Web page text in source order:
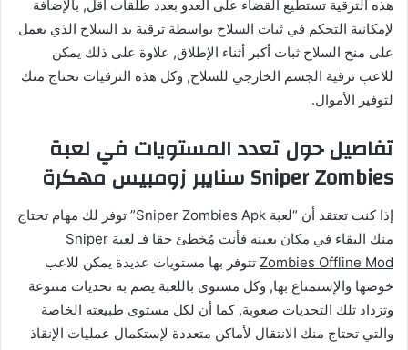
هذه الترقية تستطيع القضاء على العدو بعدد طلقات أقل, بالإضافة
لإمكانية التحكم في ثبات السلاح بواسطة ترقية يد السلاح الذي يعمل
على منح السلاح ثبات أكبر أثناء الإطلاق, علاوة على ذلك يمكن
للاعب ترقية الجسم الخارجي للسلاح, وكل هذه الترقيات تحتاج منك
لتوفير الأموال.
تفاصيل حول تعدد المستويات في لعبة
Sniper Zombies سنايبر زومبيس مهكرة
إذا كنت تعتقد أن “لعبة Sniper Zombies Apk” توفر لك مهام تحتاج
منك البقاء في مكان بعينه فأنت مُخطئ حقا فـ
لعبة Sniper
Zombies Offline Mod تتوفر بها مستويات عديدة يمكن للاعب
خوضها والإستمتاع بها, وكل مستوى باللعبة يضم به تحديات متنوعة
وتزداد تلك التحديات صعوبة, كما أن لكل مستوى طبيعته الخاصة
والتي تحتاج منك الانتقال لأماكن متعددة لإستكمال عمليات الإنقاذ